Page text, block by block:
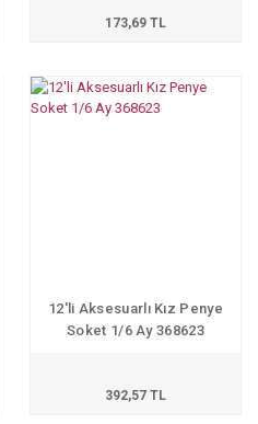
173,69 TL
12'li Aksesuarlı Kız Penye
Soket 1/6 Ay 368623
392,57 TL